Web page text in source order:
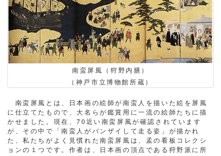
南蛮屏風（狩野内膳）
（神戸市立博物館所蔵）
南蛮屏風とは、日本画の絵師が南蛮人を描いた絵を屏風
に仕立てたもので、大名らが鑑賞用に一流の絵師たちに描
かせました。現在、70近い南蛮屏風が確認されています
が、その中で「南蛮人がバンザイして走る姿」が描かれ
た、私たちがよく見慣れた南蛮屏風は、孟の看板コレクシ
ョンの１つです。作者は、日本画の頂点である狩野派に所